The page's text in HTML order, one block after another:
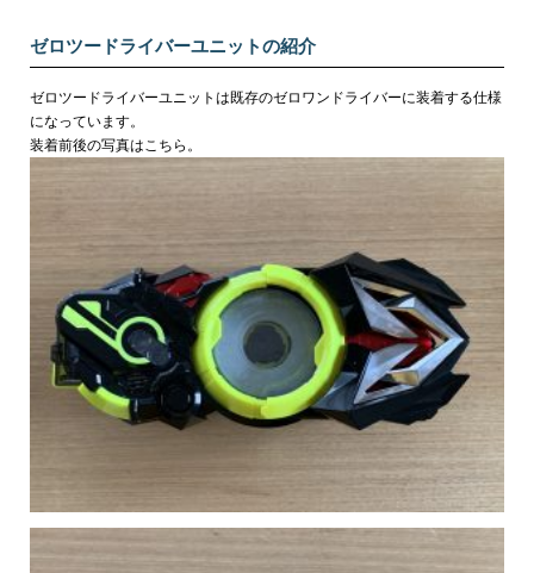
ゼロツードライバーユニットの紹介
ゼロツードライバーユニットは既存のゼロワンドライバーに装着する仕様
になっています。
装着前後の写真はこちら。